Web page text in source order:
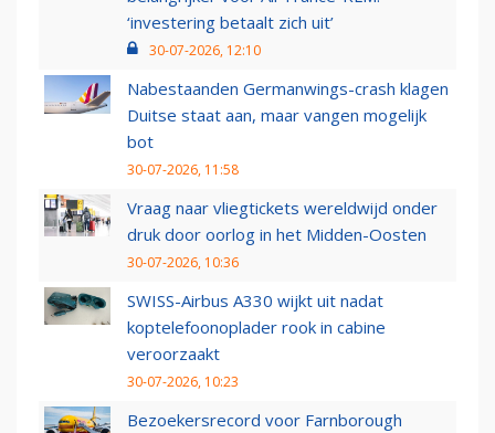
‘investering betaalt zich uit’
30-07-2026, 12:10
Nabestaanden Germanwings-crash klagen
Duitse staat aan, maar vangen mogelijk
bot
30-07-2026, 11:58
Vraag naar vliegtickets wereldwijd onder
druk door oorlog in het Midden-Oosten
30-07-2026, 10:36
SWISS-Airbus A330 wijkt uit nadat
koptelefoonoplader rook in cabine
veroorzaakt
30-07-2026, 10:23
Bezoekersrecord voor Farnborough